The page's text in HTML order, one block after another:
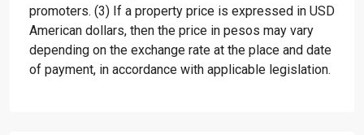
promoters. (3) If a property price is expressed in USD
American dollars, then the price in pesos may vary
depending on the exchange rate at the place and date
of payment, in accordance with applicable legislation.